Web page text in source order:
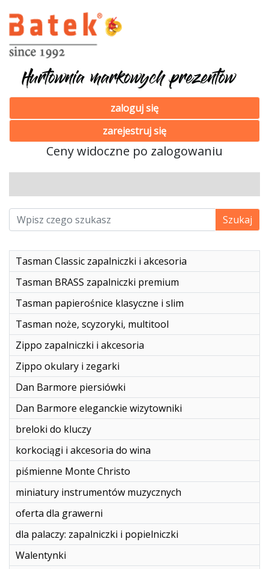
zaloguj się
zarejestruj się
Ceny widoczne po zalogowaniu
Tasman Classic zapalniczki i akcesoria
Tasman BRASS zapalniczki premium
Tasman papierośnice klasyczne i slim
Tasman noże, scyzoryki, multitool
Zippo zapalniczki i akcesoria
Zippo okulary i zegarki
Dan Barmore piersiówki
Dan Barmore eleganckie wizytowniki
breloki do kluczy
korkociągi i akcesoria do wina
piśmienne Monte Christo
miniatury instrumentów muzycznych
oferta dla grawerni
dla palaczy: zapalniczki i popielniczki
Walentynki